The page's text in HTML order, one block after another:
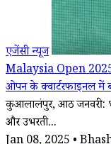
एजेंसी न्यूज
Malaysia Open
ओपन के क्वार्टरफाइनल में
कुआलालंपुर, आठ जनवरी:
और उभरती...